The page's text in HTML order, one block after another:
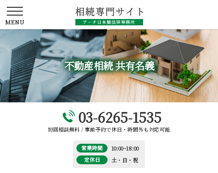
不動産相続 共有名義
03-6265-1535
初回相談無料 / 事前予約で休日・時間外も対応可能
営業時間
10:00~18:00
定休日
土・日・祝